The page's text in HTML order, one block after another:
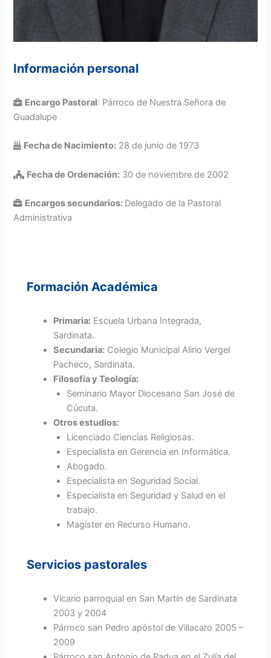
Información personal
Encargo Pastoral: Párroco de Nuestra Señora de
Guadalupe
Fecha de Nacimiento: 28 de junio de 1973
Fecha de Ordenación: 30 de noviembre de 2002
Encargos secundarios: Delegado de la Pastoral
Administrativa
Formación Académica
Primaria: Escuela Urbana Integrada,
Sardinata.
Secundaria: Colegio Municipal Alirio Vergel
Pacheco, Sardinata.
Filosofía y Teología:
Seminario Mayor Diocesano San José de
Cúcuta.
Otros estudios:
Licenciado Ciencias Religiosas.
Especialista en Gerencia en Informática.
Abogado.
Especialista en Seguridad Social.
Especialista en Seguridad y Salud en el
trabajo.
Magíster en Recurso Humano.
Servicios pastorales
Vicario parroquial en San Martín de Sardinata
2003 y 2004
Párroco san Pedro apóstol de Villacaro 2005 –
2009